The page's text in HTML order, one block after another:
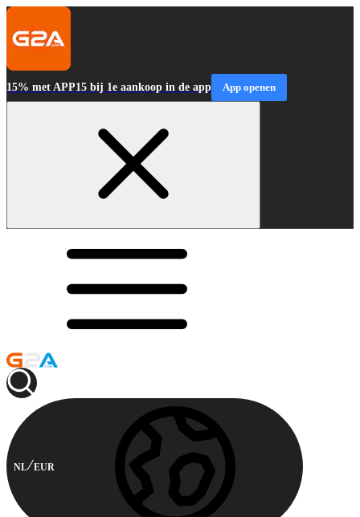
15% met APP15 bij 1e aankoop in de app App openen
NL EUR